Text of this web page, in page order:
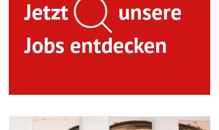
Jetzt
unsere
Jobs entdecken